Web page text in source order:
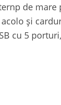
de mare
și
cu 5